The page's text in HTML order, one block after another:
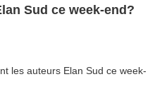
Sud ce week-end?